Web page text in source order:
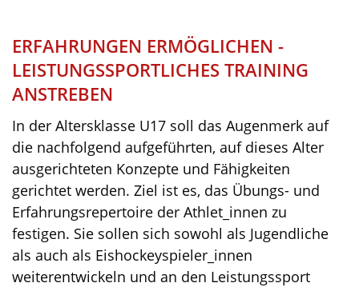
ERFAHRUNGEN ERMÖGLICHEN -
LEISTUNGSSPORTLICHES TRAINING
ANSTREBEN
In der Altersklasse U17 soll das Augenmerk auf
die nachfolgend aufgeführten, auf dieses Alter
ausgerichteten Konzepte und Fähigkeiten
gerichtet werden. Ziel ist es, das Übungs- und
Erfahrungsrepertoire der Athlet_innen zu
festigen. Sie sollen sich sowohl als Jugendliche
als auch als Eishockeyspieler_innen
weiterentwickeln und an den Leistungssport